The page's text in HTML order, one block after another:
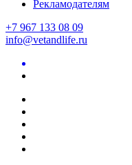
Рекламодателям
+7 967 133 08 09
info@vetandlife.ru